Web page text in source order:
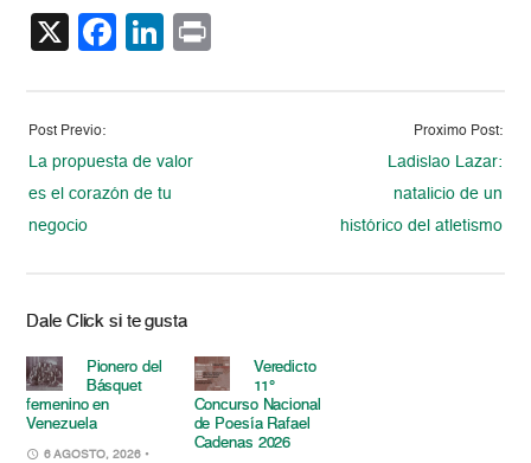
X Facebook
LinkedIn
Post Previo:
La propuesta de valor
es el corazón de tu
negocio
Proximo Post:
Ladislao Lazar:
natalicio de un
histórico del atletismo
Dale Click si te gusta
Pionero del
Básquet
femenino en
Venezuela
6 AGOSTO, 2026 •
Veredicto
11°
Concurso Nacional
de Poesía Rafael
Cadenas 2026